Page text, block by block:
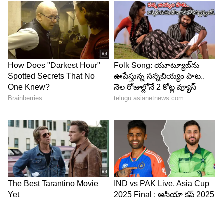
ABOUT THE AUTHOR
HC
Haritha Chappa
హరిత ఏసియా నెట్‌లో చీఫ్ సబ్ ఎడిటర్ గా పనిచేస్తున్నారు.
జర్నలిజంలో పీజీ పూర్తి చేశారు. ఈనాడు, సమయం, ఆంధ్రజ్యోతి,
ఏబీపీ నెట్ వర్క్, హిందూస్థాన్ టైమ్స్ లో పనిచేశారు. ప్రింట్,
డిజిటర్ మీడియాలో 18 ఏళ్ల అనుభవం ఉంది. ఏసియా నెట్ లైఫ్
బంగారం